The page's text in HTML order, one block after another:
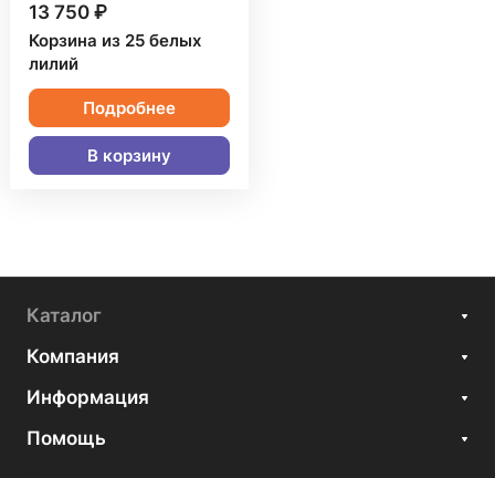
13 750 ₽
Корзина из 25 белых
лилий
Подробнее
В корзину
Каталог
Компания
Информация
Помощь